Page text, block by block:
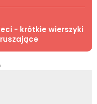
- krótkie wierszyki